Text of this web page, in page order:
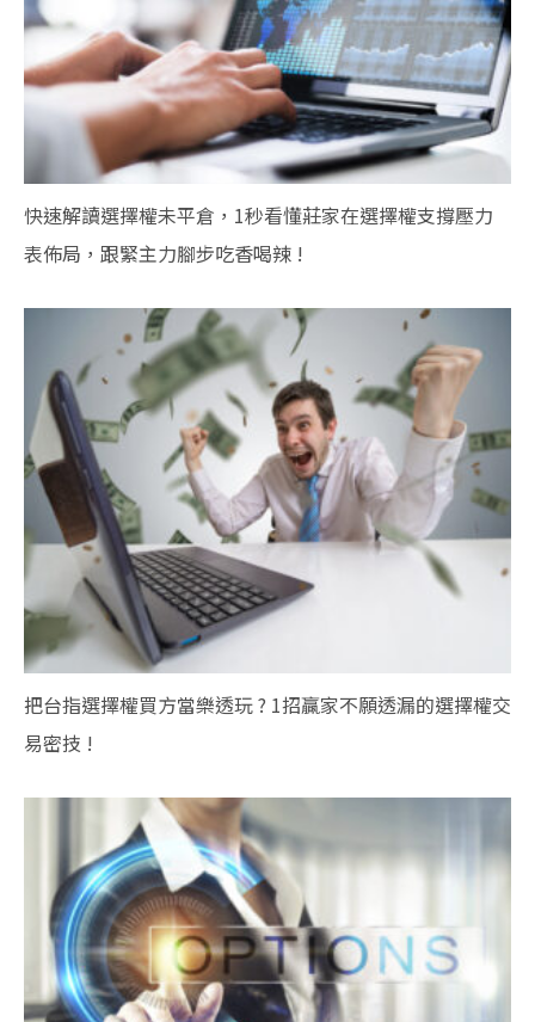
快速解讀選擇權未平倉，1秒看懂莊家在選擇權支撐壓力
表佈局，跟緊主力腳步吃香喝辣 !
把台指選擇權買方當樂透玩 ? 1招贏家不願透漏的選擇權交
易密技 !